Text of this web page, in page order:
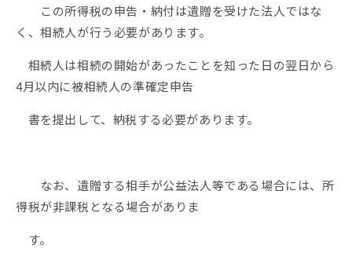
この所得税の申告・納付は遺贈を受けた法人ではな
く、相続人が行う必要があります。
相続人は相続の開始があったことを知った日の翌日から
4月以内に被相続人の準確定申告
書を提出して、納税する必要があります。
なお、遺贈する相手が公益法人等である場合には、所
得税が非課税となる場合がありま
す。